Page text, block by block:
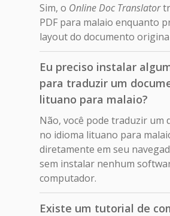
Sim, o Online Doc Translator
PDF para malaio enquanto
layout do documento
Eu preciso instalar
para traduzir um
lituano para malaio?
Não, você pode traduzir um
no idioma lituano para
diretamente em seu
sem instalar nenhum
computador.
Existe um tutorial de